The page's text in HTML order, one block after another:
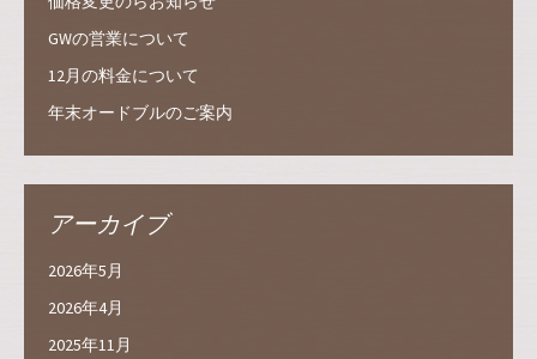
GWの営業について
12月の料金について
年末オードブルのご案内
アーカイブ
2026年5月
2026年4月
2025年11月